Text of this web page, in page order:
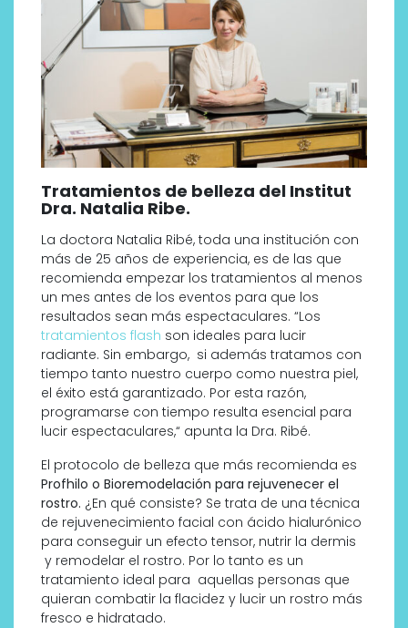
Tratamientos de belleza del Institut
Dra. Natalia Ribe.
La doctora Natalia Ribé, toda una institución con
más de 25 años de experiencia, es de las que
recomienda empezar los tratamientos al menos
un mes antes de los eventos para que los
resultados sean más espectaculares. “Los
tratamientos flash son ideales para lucir
radiante. Sin embargo, si además tratamos con
tiempo tanto nuestro cuerpo como nuestra piel,
el éxito está garantizado. Por esta razón,
programarse con tiempo resulta esencial para
lucir espectaculares,“ apunta la Dra. Ribé.
El protocolo de belleza que más recomienda es
Profhilo o Bioremodelación para rejuvenecer el
rostro. ¿En qué consiste? Se trata de una técnica
de rejuvenecimiento facial con ácido hialurónico
para conseguir un efecto tensor, nutrir la dermis
y remodelar el rostro. Por lo tanto es un
tratamiento ideal para aquellas personas que
quieran combatir la flacidez y lucir un rostro más
fresco e hidratado.